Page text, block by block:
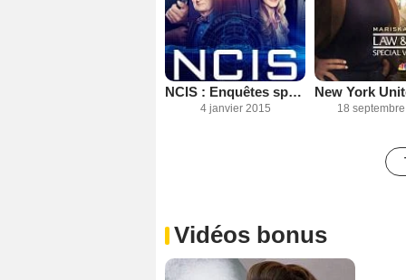
NCIS : Enquêtes spéciales
4 janvier 2015 18
Vidéos bonus